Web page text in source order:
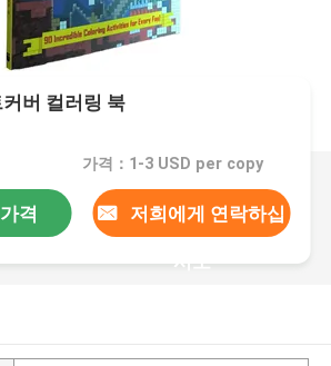
버 컬러링 북
가격：1-3 USD per copy
격 저희에게 연락하십
시오